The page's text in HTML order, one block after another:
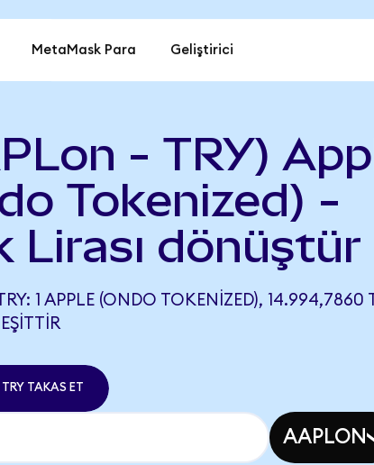
MetaMask Para Geliştirici
- TRY)
Tokenized) -
Lirası dönüştür
1 APPLE (ONDO TOKENIZED), 14.994,7860
TAKAS ET
AAPLON